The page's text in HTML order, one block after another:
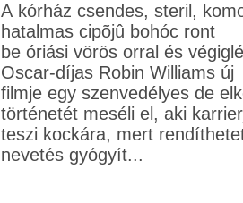
A kórház csendes, steril,
hatalmas cipõjû bohóc ront
be óriási vörös orral és
Oscar-díjas Robin Williams új
filmje egy szenvedélyes de
történetét meséli el, aki
teszi kockára, mert
nevetés gyógyít...